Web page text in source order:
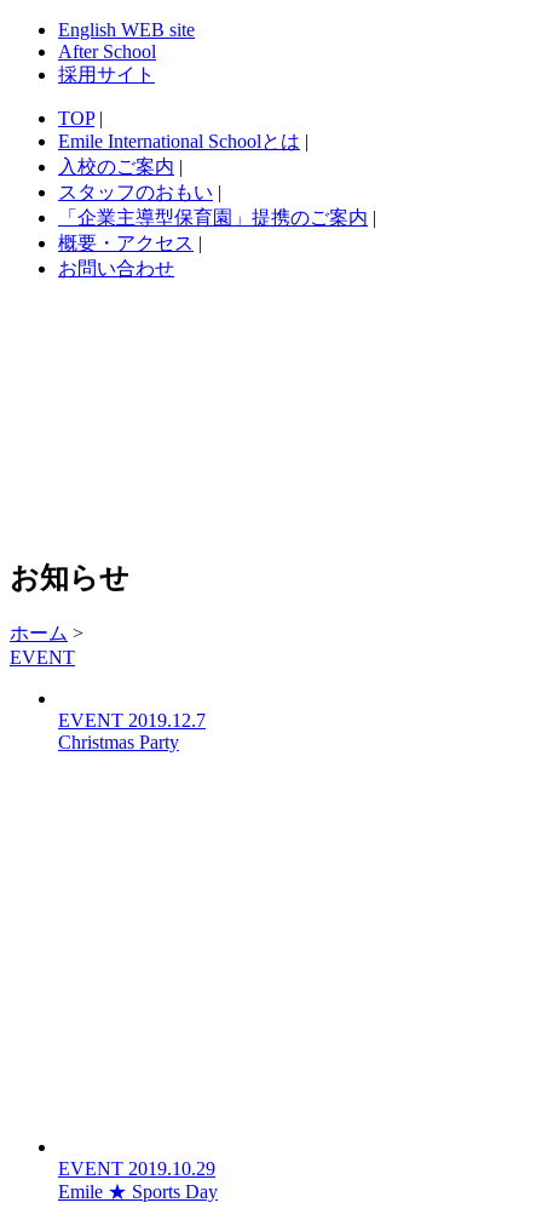
English WEB site
After School
採用サイト
TOP|
Emile International Schoolとは |
入校のご案内 |
スタッフのおもい |
「企業主導型保育園」提携のご案内 |
概要・アクセス |
お問い合わせ
お知らせ
ホーム >
EVENT
EVENT 2019.12.7
Christmas Party
EVENT 2019.10.29
Emile ★ Sports Day